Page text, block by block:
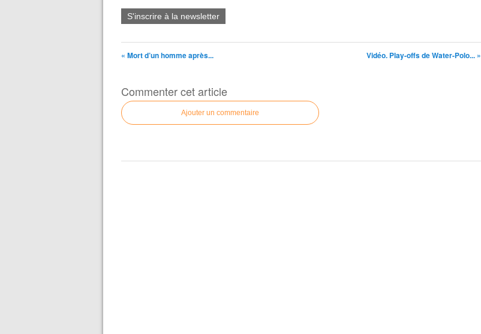
S'inscrire à la newsletter
« Mort d’un homme après... Vidéo. Play-offs de Water-Polo... »
Commenter cet article
Ajouter un commentaire